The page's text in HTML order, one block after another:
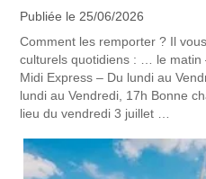
Publiée le 25/06/2026
Comment les remporter ? Il
culturels quotidiens : … le matin
Midi Express – Du lundi au
lundi au Vendredi, 17h Bonne
lieu du vendredi 3 juillet …